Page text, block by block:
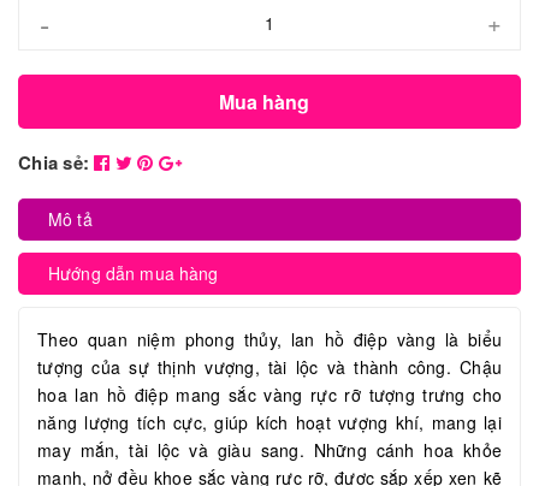
- +
Mua hàng
Chia sẻ:
Mô tả
Hướng dẫn mua hàng
Theo quan niệm phong thủy, lan hồ điệp vàng là biểu
tượng của sự thịnh vượng, tài lộc và thành công. Chậu
hoa lan hồ điệp mang sắc vàng rực rỡ tượng trưng cho
năng lượng tích cực, giúp kích hoạt vượng khí, mang lại
may mắn, tài lộc và giàu sang. Những cánh hoa khỏe
mạnh, nở đều khoe sắc vàng rực rỡ, được sắp xếp xen kẽ